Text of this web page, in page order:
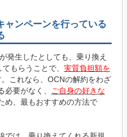
ャンペーンを行っている
発生したとしても、乗り換え
もらうことで、 実質負担額を
これなら、OCNの解約をわざ
要がなく、
ご自身の好きな
め、最もおすすめの方法で